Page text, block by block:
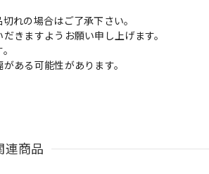
れの場合はご了承下さい。
きますようお願い申し上げます。
ある可能性があります。
連商品